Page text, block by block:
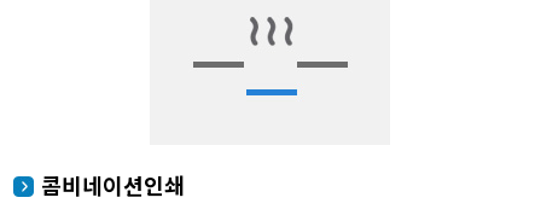
콤비네이션인쇄